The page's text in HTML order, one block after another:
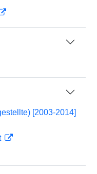
[2003-2014]